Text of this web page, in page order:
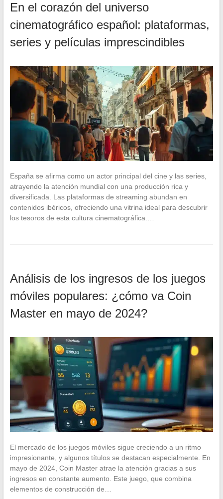
En el corazón del universo
cinematográfico español: plataformas,
series y películas imprescindibles
España se afirma como un actor principal del cine y las series,
atrayendo la atención mundial con una producción rica y
diversificada. Las plataformas de streaming abundan en
contenidos ibéricos, ofreciendo una vitrina ideal para descubrir
los tesoros de esta cultura cinematográfica.…
Análisis de los ingresos de los juegos
móviles populares: ¿cómo va Coin
Master en mayo de 2024?
El mercado de los juegos móviles sigue creciendo a un ritmo
impresionante, y algunos títulos se destacan especialmente. En
mayo de 2024, Coin Master atrae la atención gracias a sus
ingresos en constante aumento. Este juego, que combina
elementos de construcción de…